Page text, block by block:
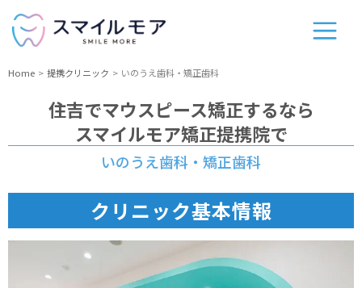
Home 提携クリニック いのうえ歯科・矯正歯科
住吉でマウスピース矯正するなら
スマイルモア矯正提携院で
いのうえ歯科・矯正歯科
クリニック基本情報